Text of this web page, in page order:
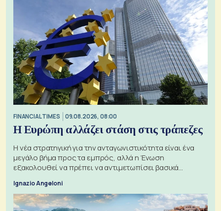
FINANCIAL TIMES 09.08.2026, 08:00
Η Ευρώπη αλλάζει στάση στις τράπεζες
Η νέα στρατηγική για την ανταγωνιστικότητα είναι ένα
μεγάλο βήμα προς τα εμπρός, αλλά η Ένωση
εξακολουθεί να πρέπει να αντιμετωπίσει βασικά
Ignazio Angeloni